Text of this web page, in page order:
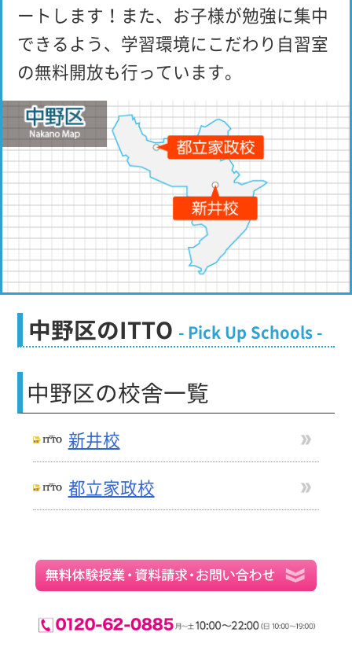
ートします！また、お子様が勉強に集中
できるよう、学習環境にこだわり自習室
の無料開放も行っています。
中野区のITTO - Pick Up Schools -
中野区の校舎一覧
新井校
都立家政校